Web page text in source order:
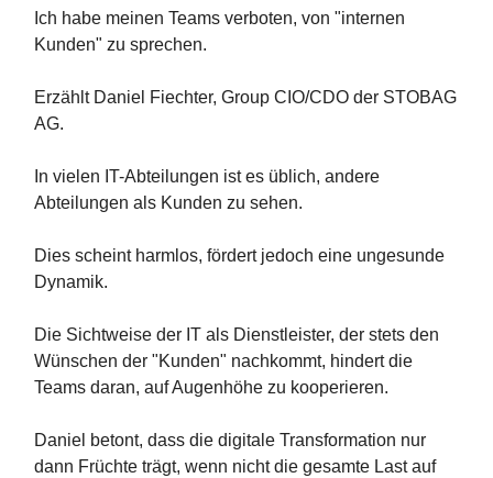
Ich habe meinen Teams verboten, von "internen
Kunden" zu sprechen.
Erzählt Daniel Fiechter, Group CIO/CDO der STOBAG
AG.
In vielen IT-Abteilungen ist es üblich, andere
Abteilungen als Kunden zu sehen.
Dies scheint harmlos, fördert jedoch eine ungesunde
Dynamik.
Die Sichtweise der IT als Dienstleister, der stets den
Wünschen der "Kunden" nachkommt, hindert die
Teams daran, auf Augenhöhe zu kooperieren.
Daniel betont, dass die digitale Transformation nur
dann Früchte trägt, wenn nicht die gesamte Last auf